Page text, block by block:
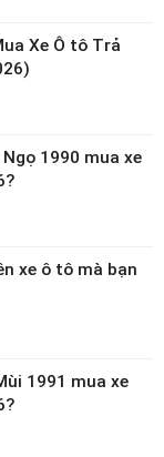
Xe Ô tô Trả
1990 mua xe
xe ô tô mà bạn
1991 mua xe